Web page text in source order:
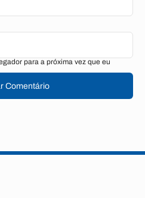
para a próxima vez que eu
Comentário